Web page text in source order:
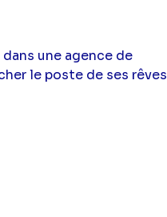
une agence de
le poste de ses rêves